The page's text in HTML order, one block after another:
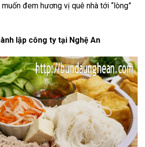
đem hương vị quê nhà tới “lòng”
lập công ty tại Nghệ An